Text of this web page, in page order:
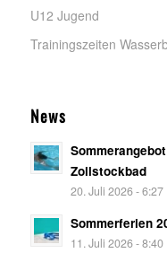
U12 Jugend
Trainingszeiten
News
Zollstockbad
20. Juli 2026 - 6:27
Sommerferien
11. Juli 2026 - 8:40